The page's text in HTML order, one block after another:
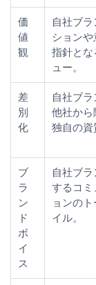
価
値
観
自社ブ
ション
指針とな
ュー。
差
別
化
自社ブ
他社から
独自の資
ブ
ラ
ン
ド
ボ
イ
ス
自社ブ
するコ
ョンの
イル。